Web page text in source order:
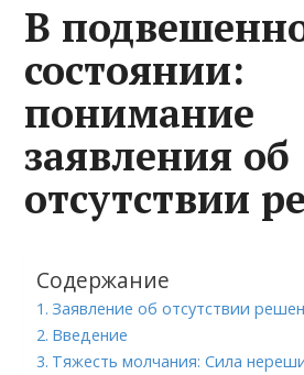
В
состоянии:
понимание
заявления об
отсутствии
Содержание
Заявление об отсутствии
Введение
Тяжесть молчания: Сила